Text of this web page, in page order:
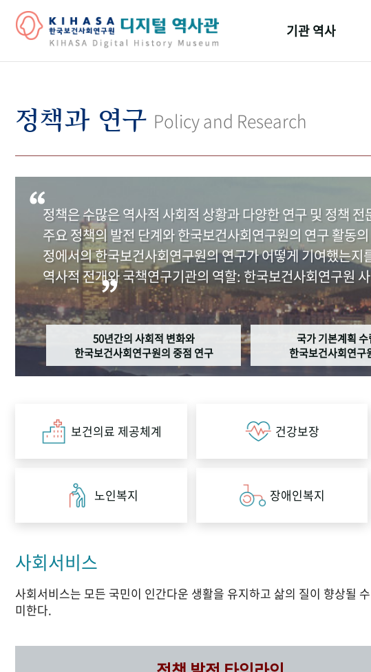
기관 역사
기관 변천사
정책과 연구 Policy and Research
정책은 수많은 역사적 사회적 상황과 다양한 연구 및 정책
주요 정책의 발전 단계와 한국보건사회연구원의 연구 활동
정에서의 한국보건사회연구원의 연구가 어떻게 기여했는
역사적 전개와 국책연구기관의 역할: 한국보건사회연구원
50년간의 사회적 변화와
한국보건사회연구원의 중점 연구
국가 기본계획 수
한국보건사회연구
보건의료 제공체계 건강보장
노인복지 장애인복지
사회서비스
사회서비스는 모든 국민이 인간다운 생활을 유지하고 삶의 질이 향상될
미한다.